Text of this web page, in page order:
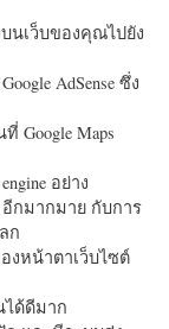
นเว็บของคุณไปยัง
AdSense ซึ่ง
Google Maps
อย่าง
กมากมาย กับการ
ก
งหน้าตาเว็บไซต์
ด้ดีมาก